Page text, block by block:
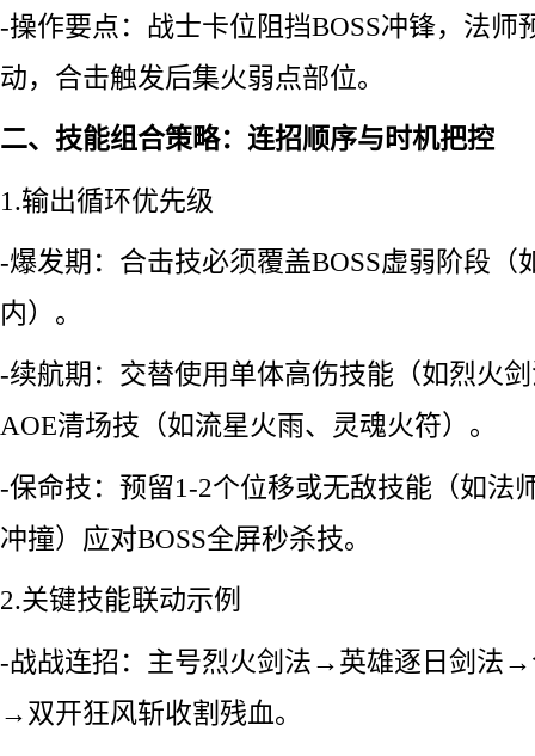
-操作要点：战士卡位阻挡BOSS冲锋，法师
动，合击触发后集火弱点部位。
二、技能组合策略：连招顺序与时机把控
1.输出循环优先级
-爆发期：合击技必须覆盖BOSS虚弱阶段（
内）。
-续航期：交替使用单体高伤技能（如烈火
AOE清场技（如流星火雨、灵魂火符）。
-保命技：预留1-2个位移或无敌技能（如法
冲撞）应对BOSS全屏秒杀技。
2.关键技能联动示例
-战战连招：主号烈火剑法→英雄逐日剑法→
→双开狂风斩收割残血。